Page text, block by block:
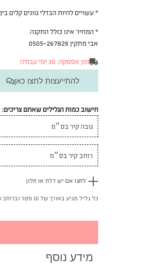
* עשויים להיות הבדלי גוונים קלים
* המחיר אינו כולל התקנה
אבי מתקין 0505-267829
זמן אספקה: 30 ימי עבודה
להתייעצות לחצו כאן
חישוב כמות הגלילים שאתם צריכים:
לחצו אם יש דלת או חלון
כל גליל מגיע באורך של 10 מטר וברוחב של 52 ס"מ
מידע נוסף